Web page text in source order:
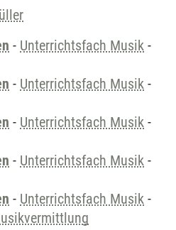
- Unterrichtsfach Musik -
- Unterrichtsfach Musik -
- Unterrichtsfach Musik -
- Unterrichtsfach Musik -
- Unterrichtsfach Musik -